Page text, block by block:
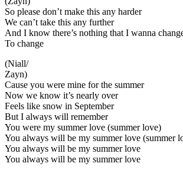
So please don’t make this any harder
We can’t take this any further
And I know there’s nothing that I wanna
To change
(Niall/
Zayn)
Cause you were mine for the summer
Now we know it’s nearly over
Feels like snow in September
But I always will remember
You were my summer love (summer love)
You always will be my summer love (summer
You always will be my summer love
You always will be my summer love